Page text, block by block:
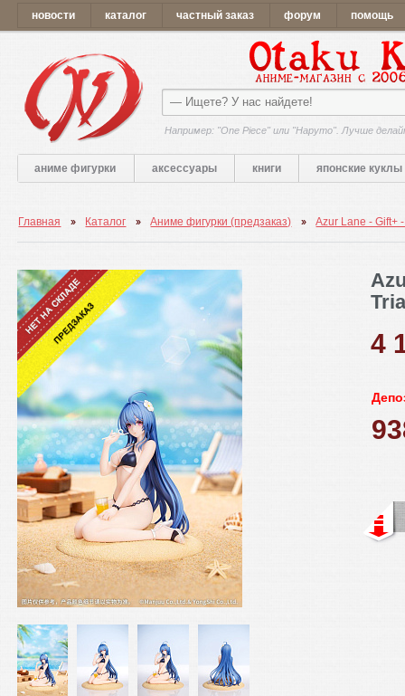
новости каталог частный заказ форум помощь
Например: "One Piece" или "Наруто". Лучше
аниме фигурки аксессуары книги японские куклы
Главная Каталог Аниме фигурки (предзаказ) Azur Lane - Gift+
4